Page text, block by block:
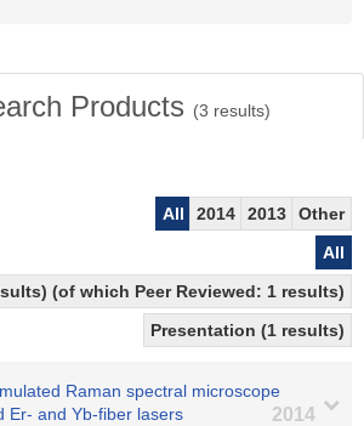
Products (3 results)
All 2014 2013
Other
All
(of which Peer Reviewed: 1 results)
Presentation (1 results)
Raman spectral microscope
Er- and Yb-fiber lasers
2014